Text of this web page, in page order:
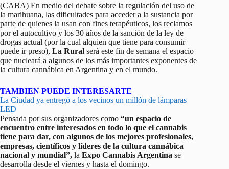
(CABA) En medio del debate sobre la regulación del uso de
la marihuana, las dificultades para acceder a la sustancia por
parte de quienes la usan con fines terapéuticos, los reclamos
por el autocultivo y los 30 años de la sanción de la ley de
drogas actual (por la cual alquien que tiene para consumir
puede ir preso), La Rural será este fin de semana el espacio
que nucleará a algunos de los más importantes exponentes de
la cultura cannábica en Argentina y en el mundo.
TAMBIEN PUEDE INTERESARTE
La Ciudad ya entregó a los vecinos un millón de lámparas
LED
Pensada por sus organizadores como “un espacio de
encuentro entre interesados en todo lo que el cannabis
tiene para dar, con algunos de los mejores profesionales,
empresas, científicos y líderes de la cultura cannábica
nacional y mundial”, la Expo Cannabis Argentina se
desarrolla desde el viernes y hasta el domingo.